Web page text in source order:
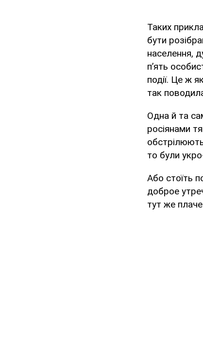
Таких
бути
населення,
п’ять
події. Це ж
так
Одна й та
росіянами
то були
Або стоїть
доброе
тут же